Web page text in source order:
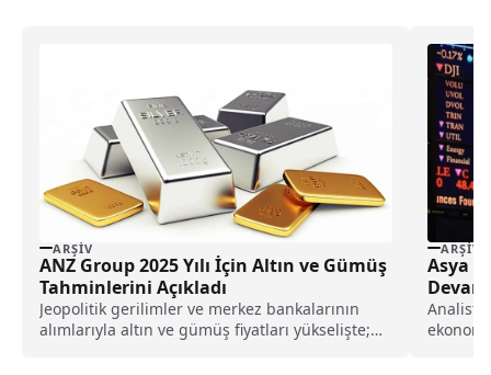
ARŞIV
ANZ Group 2025 Yılı İçin Altın ve Gümüş
Tahminlerini Açıkladı
Jeopolitik gerilimler ve merkez bankalarının
alımlarıyla altın ve gümüş fiyatları yükselişte;
ARŞIV
Asya